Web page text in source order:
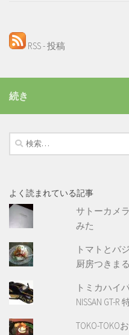
RSS - 投稿
続き
検
索:
よく読まれている記事
サトーカメ
みた
トマトとバ
厨房つきまる
トミカハイ
NISSAN GT-R
TOKO-